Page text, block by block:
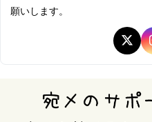
願いします。